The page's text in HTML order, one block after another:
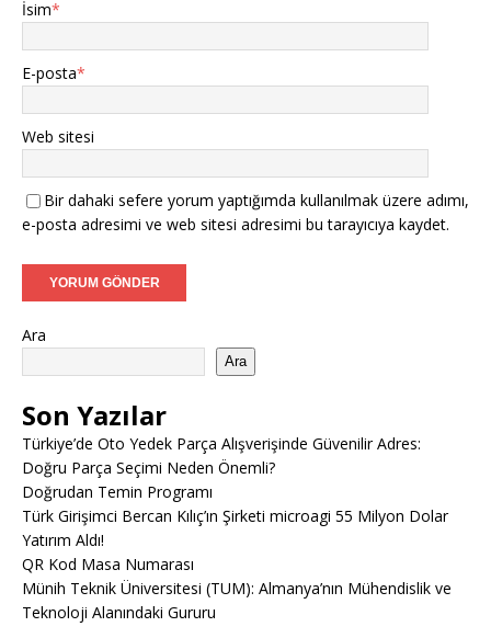
İsim*
E-posta*
Web sitesi
Bir dahaki sefere yorum yaptığımda kullanılmak üzere adımı,
e-posta adresimi ve web sitesi adresimi bu tarayıcıya kaydet.
Ara
Ara
Son Yazılar
Türkiye’de Oto Yedek Parça Alışverişinde Güvenilir Adres:
Doğru Parça Seçimi Neden Önemli?
Doğrudan Temin Programı
Türk Girişimci Bercan Kılıç’ın Şirketi microagi 55 Milyon Dolar
Yatırım Aldı!
QR Kod Masa Numarası
Münih Teknik Üniversitesi (TUM): Almanya’nın Mühendislik ve
Teknoloji Alanındaki Gururu